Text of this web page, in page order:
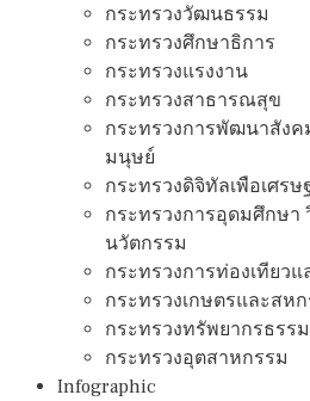
กระทรวงวัฒนธรรม
กระทรวงศึกษาธิการ
กระทรวงแรงงาน
กระทรวงสาธารณสุข
กระทรวงการพัฒนาสัง
มนุษย์
กระทรวงดิจิทัลเพือเศร
กระทรวงการอุดมศึกษา
นวัตกรรม
กระทรวงการท่องเทียวแ
กระทรวงเกษตรและสห
กระทรวงทรัพยากรธรร
กระทรวงอุตสาหกรรม
Infographic